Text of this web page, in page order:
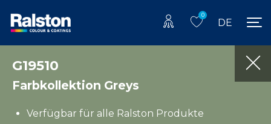
0
DE
G19510
Farbkollektion Greys
Verfügbar für alle Ralston Produkte